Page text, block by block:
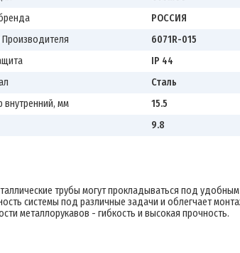
РОССИЯ
Производителя
6071R-015
IP 44
Сталь
внутренний, мм
15.5
9.8
трубы могут прокладываться под
системы под различные задачи и облегчает
металлорукавов - гибкость и высокая прочность.